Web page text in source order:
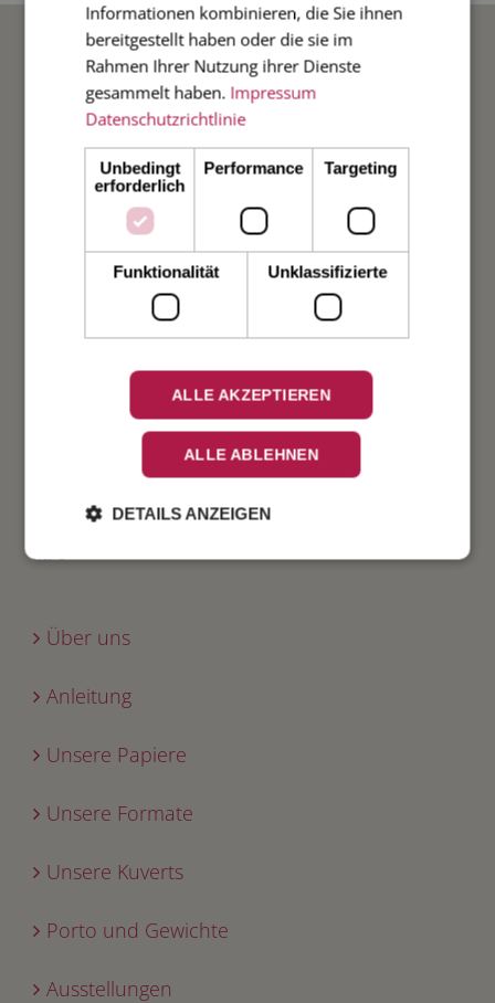
BELIEBTE ANLÄSSE
Hochzeit
Weihnachten
Verlobung
INFO
Über uns
Anleitung
Unsere Papiere
Unsere Formate
Unsere Kuverts
Porto und Gewichte
Ausstellungen
Informationen kombinieren, die Sie ihnen
bereitgestellt haben oder die sie im
Rahmen Ihrer Nutzung ihrer Dienste
gesammelt haben. Impressum
Datenschutzrichtlinie
Unbedingt
erforderlich
Performance Targeting
Funktionalität Unklassifizierte
ALLE AKZEPTIEREN
ALLE ABLEHNEN
DETAILS ANZEIGEN